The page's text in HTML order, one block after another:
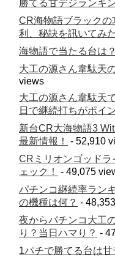
勝てる甘デジランキ
CR海物語ブラック
利、秘訣を訊いてみ
海物語で当たる台は
大工の源さん韋駄天
views
大工の源さん韋駄天
日で継続打ちがポイ
新台CR大海物語3
最新情報！
- 52,910
CRミリオンゴッド
ェック！
- 49,075
パチンコ継続率ラン
の機種は何？ -
夜からパチンコ大工
り？当日ハマり？ -
1パチで勝てる台は